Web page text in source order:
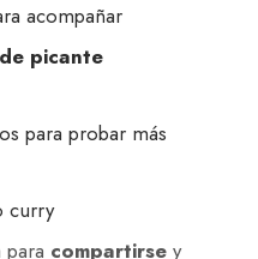
acompañar
picante
para probar más
curry
para compartirse y